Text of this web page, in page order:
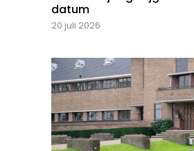
datum
20 juli 2026